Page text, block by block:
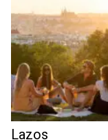
Lazos